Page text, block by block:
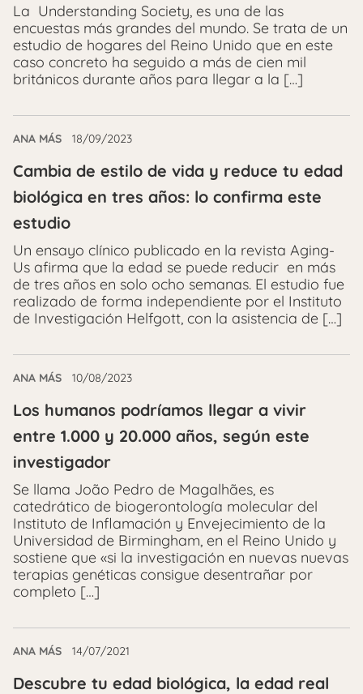
La Understanding Society, es una de las
encuestas más grandes del mundo. Se trata de un
estudio de hogares del Reino Unido que en este
caso concreto ha seguido a más de cien mil
británicos durante años para llegar a la […]
ANA MÁS 18/09/2023
Cambia de estilo de vida y reduce tu edad
biológica en tres años: lo confirma este
estudio
Un ensayo clínico publicado en la revista Aging-
Us afirma que la edad se puede reducir en más
de tres años en solo ocho semanas. El estudio fue
realizado de forma independiente por el Instituto
de Investigación Helfgott, con la asistencia de […]
ANA MÁS 10/08/2023
Los humanos podríamos llegar a vivir
entre 1.000 y 20.000 años, según este
investigador
Se llama João Pedro de Magalhães, es
catedrático de biogerontología molecular del
Instituto de Inflamación y Envejecimiento de la
Universidad de Birmingham, en el Reino Unido y
sostiene que «si la investigación en nuevas nuevas
terapias genéticas consigue desentrañar por
completo […]
ANA MÁS 14/07/2021
Descubre tu edad biológica, la edad real